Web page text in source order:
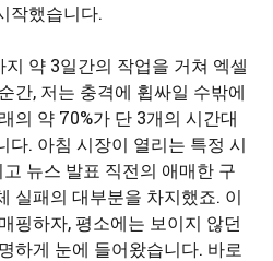
작했습니다.
약 3일간의 작업을 거쳐 엑셀
간, 저는 충격에 휩싸일 수밖에
의 약 70%가 단 3개의 시간대
다. 아침 시장이 열리는 특정 시
뉴스 발표 직전의 애매한 구
실패의 대부분을 차지했죠. 이
핑하자, 평소에는 보이지 않던
하게 눈에 들어왔습니다. 바로